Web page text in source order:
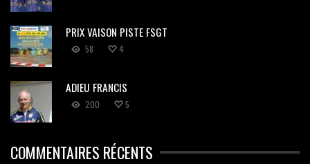
PRIX VAISON PISTE FSGT
58 4
ADIEU FRANCIS
200 5
COMMENTAIRES RÉCENTS